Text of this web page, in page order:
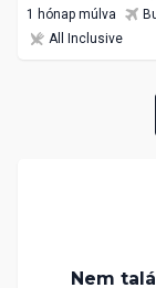
1 hónap múlva
All Inclusive
Nem